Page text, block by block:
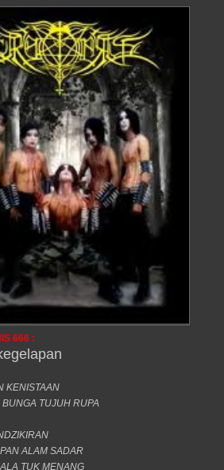
666 :
KENISTAAN
TUJUH RUPA
ALAM SADAR
TUK MENANG